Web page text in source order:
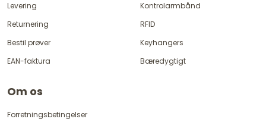
Levering
Returnering
Bestil prøver
EAN-faktura
Kontrolarmbånd
RFID
Keyhangers
Bæredygtigt
Om os
Forretningsbetingelser